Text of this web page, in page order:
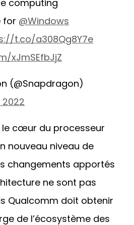
computing
@Windows
t.co/a308Qg8Y7e
xJmSEfbJjZ
(@Snapdragon)
2022
cœur du processeur
nouveau niveau de
changements apportés
ne sont pas
Qualcomm doit obtenir